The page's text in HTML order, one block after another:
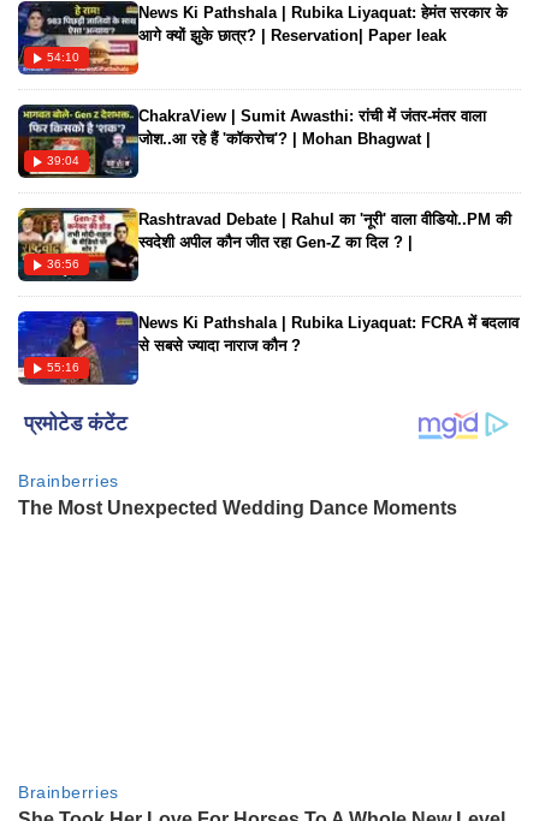
विनायक ने दिया है। गाने को मोहित सेरेन ने डायरेक्ट किया है। यहां देखिए
गाने का शानदार वीडियो...
54:10
News Ki Pathshala | Rubika Liyaquat: हेमंत सरकार के
आगे क्यों झुके छात्र? | Reservation| Paper leak
39:04
ChakraView | Sumit Awasthi: रांची में जंतर-मंतर वाला
जोश..आ रहे हैं 'कॉकरोच'? | Mohan Bhagwat |
36:56
Rashtravad Debate | Rahul का 'नूरी' वाला वीडियो..PM की
स्वदेशी अपील कौन जीत रहा Gen-Z का दिल ? |
55:16
News Ki Pathshala | Rubika Liyaquat: FCRA में बदलाव
से सबसे ज्यादा नाराज कौन ?